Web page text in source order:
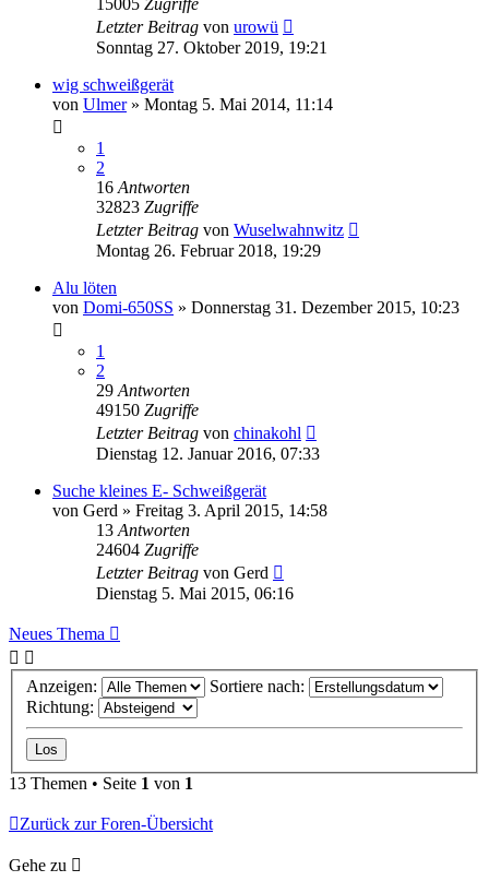
Letzter Beitrag von urowü
Sonntag 27. Oktober 2019, 19:21
wig schweißgerät
von Ulmer» Montag 5. Mai 2014, 11:14
1
2
16 Antworten
32823 Zugriffe
Letzter Beitrag von Wuselwahnwitz
Montag 26. Februar 2018, 19:29
Alu löten
von Domi-650SS » Donnerstag 31. Dezember 2015, 10:23
1
2
29 Antworten
49150 Zugriffe
Letzter Beitrag von chinakohl
Dienstag 12. Januar 2016, 07:33
Suche kleines E- Schweißgerät
von Gerd » Freitag 3. April 2015, 14:58
13 Antworten
24604 Zugriffe
Letzter Beitrag von Gerd
Dienstag 5. Mai 2015, 06:16
Neues Thema
Anzeigen:
Sortiere nach:
Richtung:
13 Themen • Seite 1 von 1
Zurück zur Foren-Übersicht
Gehe zu